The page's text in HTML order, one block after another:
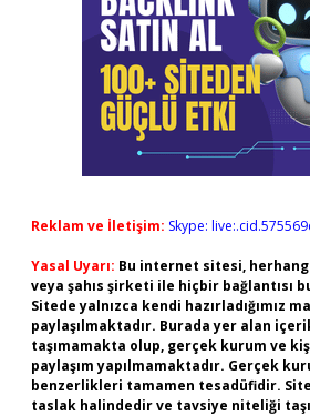
Reklam ve İletişim: Skype:
Yasal Uyarı: Bu internet sitesi,
veya şahıs şirketi ile hiçbir bağlantısı
Sitede yalnızca kendi hazırladığımız
paylaşılmaktadır. Burada yer alan
taşımamakta olup, gerçek kurum ve
paylaşım yapılmamaktadır. Gerçek
benzerlikleri tamamen tesadüfidir.
taslak halindedir ve tavsiye niteliği